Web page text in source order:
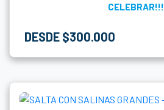
CELEBRAR!!!
DESDE $300.000